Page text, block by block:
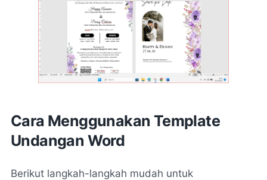
Cara Menggunakan Template
Undangan Word
Berikut langkah-langkah mudah untuk